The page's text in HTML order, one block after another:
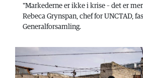
INDLAND
UDLAND
KALENDER
"Markederne er ikke i krise – det er
Rebeca Grynspan, chef for UNCTAD,
Generalforsamling.